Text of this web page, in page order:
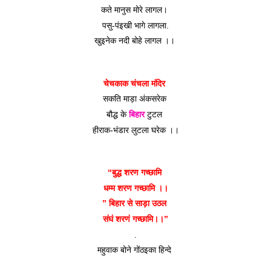
कते मानुस मोरे लागल।
पसु-पंइखी भागे लागला.
खुइनेक नदी बोहे लागल ।।
चेचकाक चंचला मंदिर
सकति माड़ा अंकसरेक
बौद्ध के बिहार टुटल
हीराक-भंडार लुटला घरेक ।।
“बुद्ध शरण गच्छामि
धम्म शरण गच्छामि ।।
” बिहार से साड़ा उठल
संघं शरणं गच्छामि।।”
महुवाक बोने गोंठइका हिन्दे